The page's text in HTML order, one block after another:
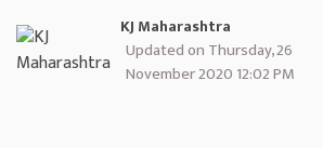
KJ Maharashtra
Updated on Thursday, 26
November 2020 12:02 PM